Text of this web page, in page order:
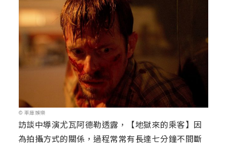
© 車庫娛樂
訪談中導演尤瓦阿德勒透露，【地獄來的乘客】因
為拍攝方式的關係，過程常常有長達七分鐘不間斷